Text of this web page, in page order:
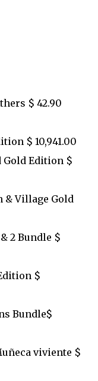
$ 42.90
$ 10,941.00
Gold Edition $
& Village Gold
2 Bundle $
$
Bundle$
viviente $